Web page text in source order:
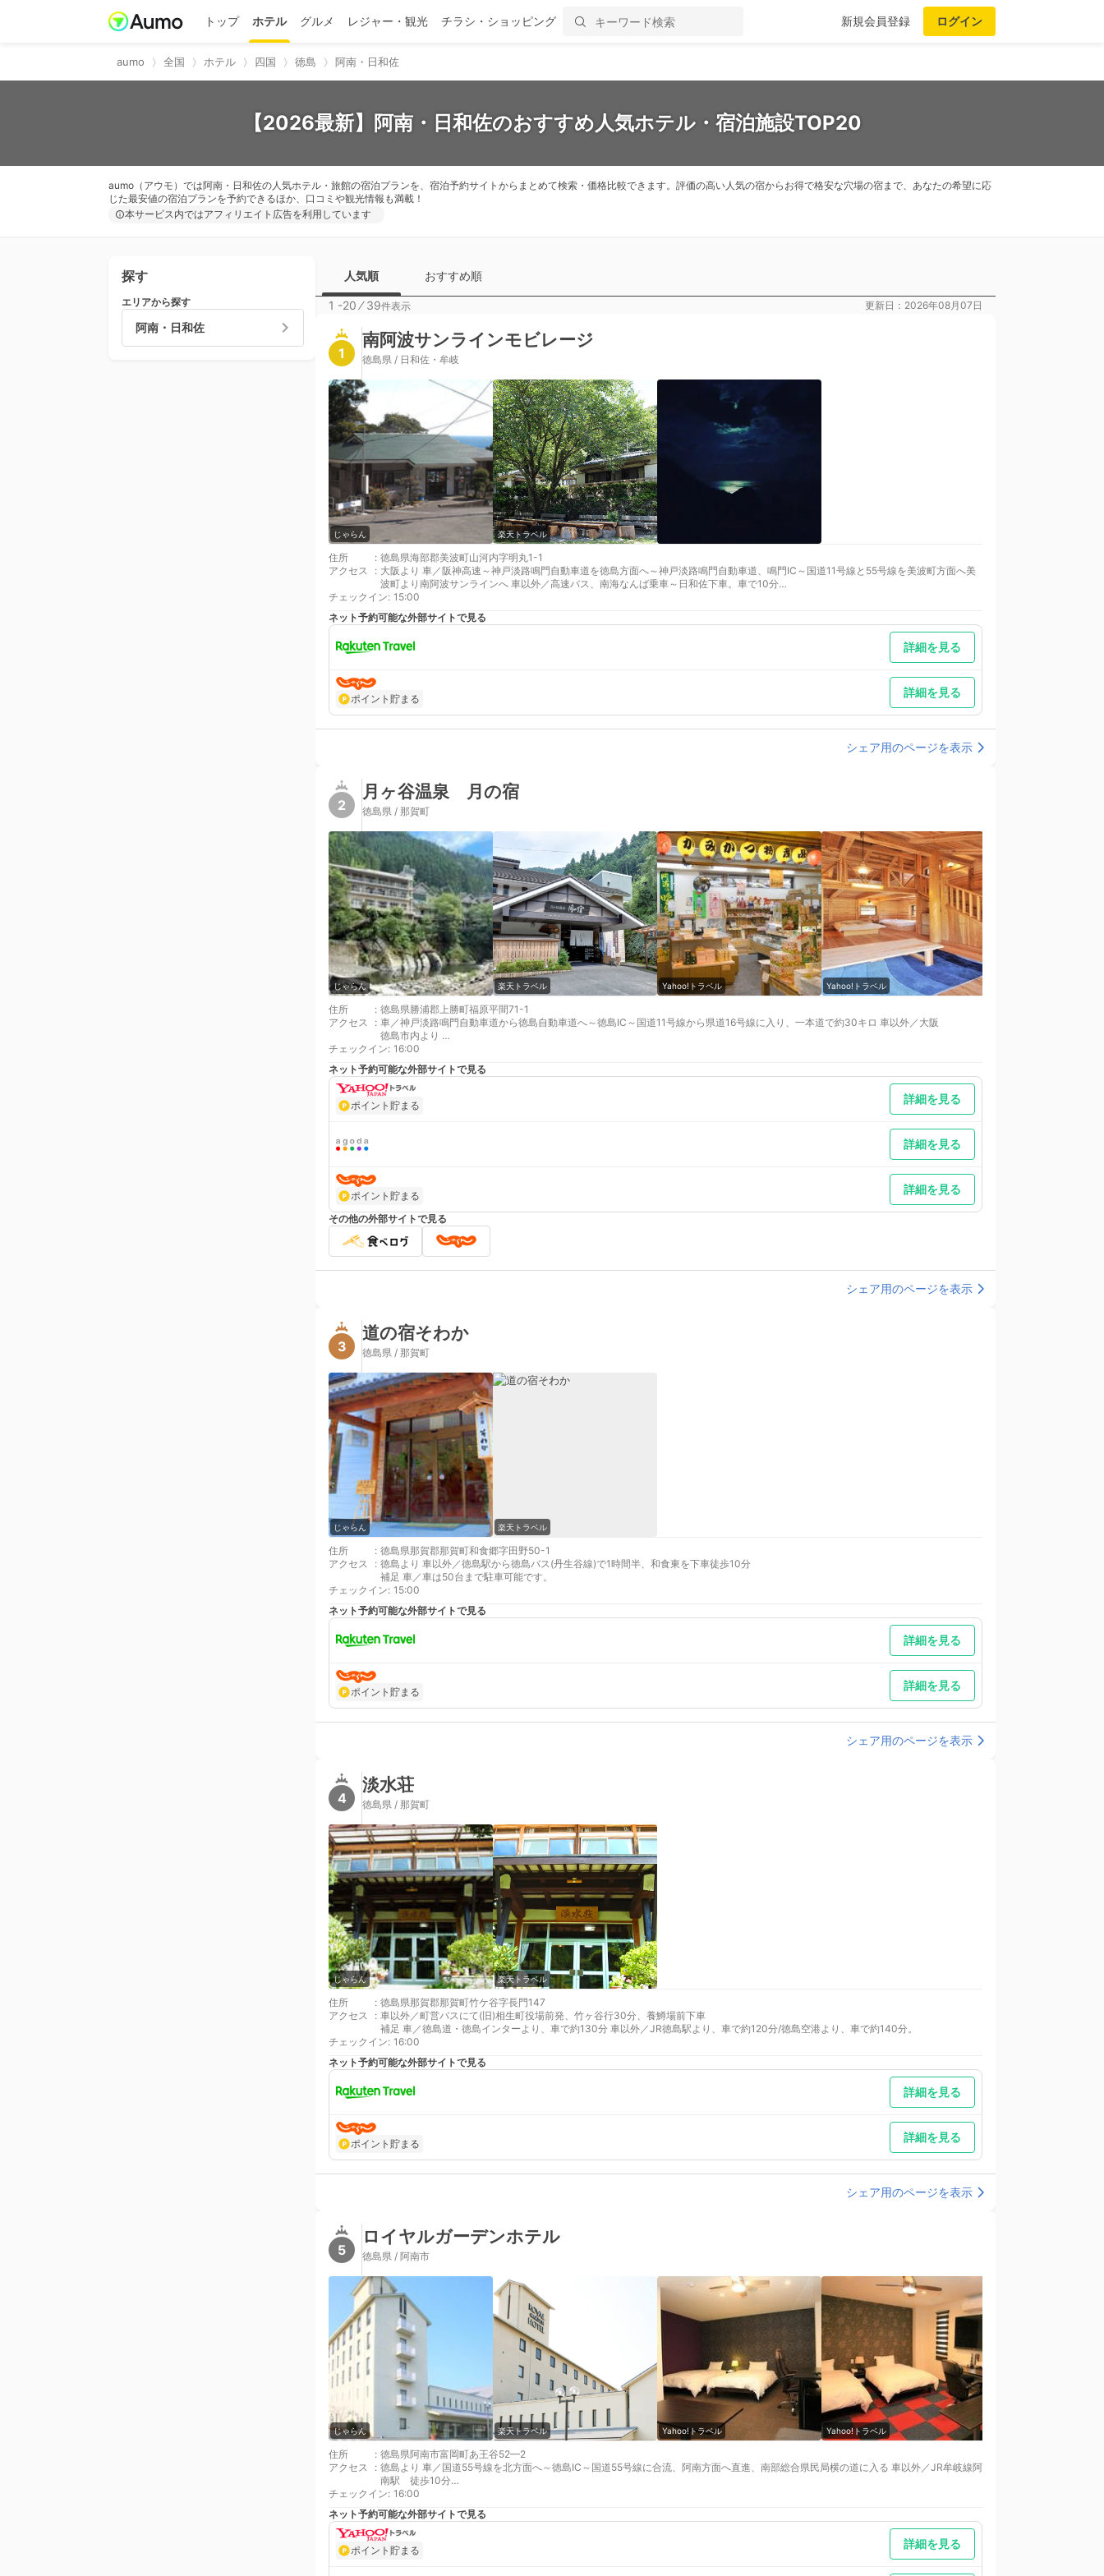
トップ ホテル グルメ レジャー・観光 チラシ・ショッピング 新規会員登録 ログイン
aumo 全国 ホテル 四国 徳島 阿南・日和佐
【2026最新】阿南・日和佐のおすすめ人気ホテル・宿泊施設TOP20
aumo（アウモ）では阿南・日和佐の人気ホテル・旅館の宿泊プランを、宿泊予約サイトからまとめて検索・価格比較できます。評価の高い人気の宿からお得で格安な穴場の宿まで、あなたの希望に応
じた最安値の宿泊プランを予約できるほか、口コミや観光情報も満載！
本サービス内ではアフィリエイト広告を利用しています
探す
エリアから探す
阿南・日和佐
人気順 おすすめ順
1 -20 ⁄39件表示 更新日：2026年08月07日
1
南阿波サンラインモビレージ
徳島県 / 日和佐・牟岐
じゃらん 楽天トラベル
住所 : 徳島県海部郡美波町山河内字明丸1-1
アクセス
: 大阪より 車／阪神高速～神戸淡路鳴門自動車道を徳島方面へ～神戸淡路鳴門自動車道、鳴門IC～国道11号線と55号線を美波町方面へ美
波町より南阿波サンラインへ 車以外／高速バス、南海なんば乗車～日和佐下車。車で10分
最寄り駅１ 日和佐
最寄り駅２ 牟岐
補足 車／無料駐車場20台まで収容可能です
チェックイン: 15:00
ネット予約可能な外部サイトで見る
詳細を見る
ポイント貯まる 詳細を見る
シェア用のページを表示
2
月ヶ谷温泉 月の宿
徳島県 / 那賀町
じゃらん 楽天トラベル Yahoo!トラベル Yahoo!トラベル
住所 : 徳島県勝浦郡上勝町福原平間71-1
アクセス
: 車／神戸淡路鳴門自動車道から徳島自動車道へ～徳島IC～国道11号線から県道16号線に入り、一本道で約30キロ 車以外／大阪
徳島市内より
補足 車／祖谷方面よりお越しの際は徳島自動車道より徳島IC下車国道11号線、国道55号を南下、勝浦川橋を右折後県道16号線をお越し
ください。上記以外のルート（193号や195号から16号線へ入る）の方は事前に宿へ道路工事の通行制限情報や積雪確認等確認くださ
い。
チェックイン: 16:00
ネット予約可能な外部サイトで見る
ポイント貯まる 詳細を見る
詳細を見る
ポイント貯まる 詳細を見る
その他の外部サイトで見る
シェア用のページを表示
3
道の宿そわか
徳島県 / 那賀町
じゃらん 楽天トラベル
住所 : 徳島県那賀郡那賀町和食郷字田野50-1
アクセス
: 徳島より 車以外／徳島駅から徳島バス(丹生谷線)で1時間半、和食東を下車徒歩10分
補足 車／車は50台まで駐車可能です。
チェックイン: 15:00
ネット予約可能な外部サイトで見る
詳細を見る
ポイント貯まる 詳細を見る
シェア用のページを表示
4
淡水荘
徳島県 / 那賀町
じゃらん 楽天トラベル
住所 : 徳島県那賀郡那賀町竹ケ谷字長門147
アクセス
: 車以外／町営バスにて(旧)相生町役場前発、竹ヶ谷行30分、養鱒場前下車
補足 車／徳島道・徳島インターより、車で約130分 車以外／JR徳島駅より、車で約120分/徳島空港より、車で約140分。
チェックイン: 16:00
ネット予約可能な外部サイトで見る
詳細を見る
ポイント貯まる 詳細を見る
シェア用のページを表示
5
ロイヤルガーデンホテル
徳島県 / 阿南市
じゃらん 楽天トラベル Yahoo!トラベル Yahoo!トラベル
住所 : 徳島県阿南市富岡町あ王谷52—2
アクセス
: 徳島より 車／国道55号線を北方面へ～徳島IC～国道55号線に合流、阿南方面へ直進、南部総合県民局横の道に入る 車以外／JR牟岐線阿
南駅 徒歩10分
最寄り駅１ 阿南
補足 車／・無料駐車場200台分完備（先着順）・大型車（バス、トラック、トレーラー）も駐車可能・オートバイ（バイク）専用の屋
根付き駐輪場完備※電気自動車（EV）充電機は調整中の為ご利用できません。予めご了承ください。
チェックイン: 16:00
ネット予約可能な外部サイトで見る
ポイント貯まる 詳細を見る